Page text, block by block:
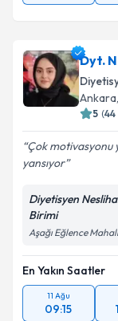
Dyt.
Ankara
5 (44
Çok motivasyonu
yansıyor
Diyetisyen
Birimi
Aşağı Eğlence
En Yakın Saatler
11 Ağu
09:15